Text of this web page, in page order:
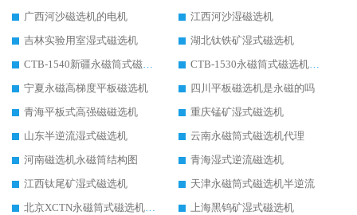
广西河沙磁选机的电机
江西河沙湿磁选机
吉林实验用室湿式磁选机
湖北钛铁矿湿式磁选机
CTB-1540新疆永磁筒式磁选机
CTB-1530永磁筒式磁选机代理商
宁夏永磁高梯度平板磁选机
四川平板磁选机是永磁的吗
青海平板式高强磁磁选机
重庆锰矿湿式磁选机
山东半逆流湿式磁选机
云南永磁筒式磁选机代理
河南磁选机永磁筒结构图
青海湿式逆流磁选机
江西钛尾矿湿式磁选机
天津永磁筒式磁选机半逆流
北京XCTN永磁筒式磁选机磁块位置
上海黑钨矿湿式磁选机